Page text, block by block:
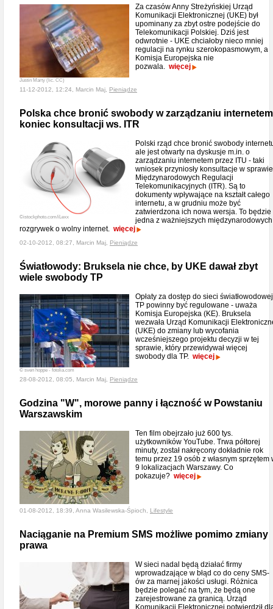
Justin Marty (lic. CC)
Za czasów Anny Streżyńskiej Urząd
Komunikacji Elektronicznej (UKE) był
upominany za zbyt ostre podejście do
Telekomunikacji Polskiej. Dziś jest
odwrotnie - UKE chciałoby nieco mniej
regulacji na rynku szerokopasmowym, a
Komisja Europejska nie
pozwala. więcej
11-12-2012, 12:24, Marcin Maj, Pieniądze
Polska chce bronić swobody w zarządzaniu
koniec konsultacji ws. ITR
©istockphoto.com/iLexx
Polski rząd chce bronić swobody
ale jest otwarty na dyskusje m.in. o
zarządzaniu internetem przez ITU - taki
wniosek przyniosły konsultacje w sprawie
Międzynarodowych Regulacji
Telekomunikacyjnych (ITR). Są to
dokumenty wpływające na kształt całego
internetu, a w grudniu może być
zatwierdzona ich nowa wersja. To będzie
jedna z ważniejszych międzynarodowych
rozgrywek o wolny internet. więcej
02-10-2012, 08:27, Marcin Maj, Pieniądze
Światłowody: Bruksela nie chce, by UKE dawał zbyt
wiele swobody TP
© sven hoppe - fotolia.com
Opłaty za dostęp do sieci światłowodowej
TP powinny być regulowane - uważa
Komisja Europejska (KE). Bruksela
wezwała Urząd Komunikacji
(UKE) do zmiany lub wycofania
wcześniejszego projektu decyzji w tej
sprawie, który przewidywał więcej
swobody dla TP. więcej
28-08-2012, 08:05, Marcin Maj, Pieniądze
Godzina "W", morowe panny i łączność w Powstaniu
Warszawskim
Ten film obejrzało już 600 tys.
użytkowników YouTube. Trwa półtorej
minuty, został nakręcony dokładnie rok
temu przez 19 osób z własnym sprzętem
9 lokalizacjach Warszawy. Co
pokazuje? więcej
01-08-2012, 18:39, Anna Wasilewska-Śpioch, Lifestyle
Naciąganie na Premium SMS możliwe pomimo zmiany
prawa
W sieci nadal będą działać firmy
wprowadzające w błąd co do ceny SMS-
ów za marnej jakości usługi. Różnica
będzie polegać na tym, że będą one
zarejestrowane za granicą. Urząd
Komunikacji Elektronicznej potwierdził